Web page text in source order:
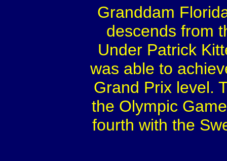
Granddam
descends from
Under Patrick
was able to
Grand Prix level.
the Olympic
fourth with the